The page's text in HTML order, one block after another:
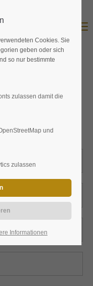
Wir werden
setzen und Ihnen
können.
Cookies. Sie
geben oder sich
so nur bestimmte
zulassen damit die
und
zulassen
Informationen